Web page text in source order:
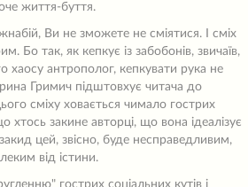
життя-буття.
Ви не зможете не сміятися. І сміх
Бо так, як кепкує із забобонів, звичаїв,
хаосу антрополог, кепкувати рука не
Гримич підштовхує читача до
сміху ховається чимало гострих
хтось закине авторці, що вона ідеалізує
цей, звісно, буде несправедливим,
від істини.
гострих соціальних кутів і